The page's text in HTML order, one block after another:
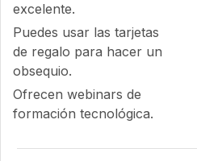
excelente.
Puedes usar las tarjetas
de regalo para hacer un
obsequio.
Ofrecen webinars de
formación tecnológica.